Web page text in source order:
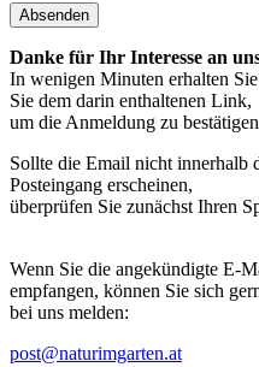
Absenden
Danke für Ihr Interesse an
In wenigen Minuten erhalten
Sie dem darin enthaltenen Link,
um die Anmeldung zu
Sollte die Email nicht innerhalb
Posteingang erscheinen,
überprüfen Sie zunächst Ihren
Wenn Sie die angekündigte E-
empfangen, können Sie sich
bei uns melden:
post@naturimgarten.at